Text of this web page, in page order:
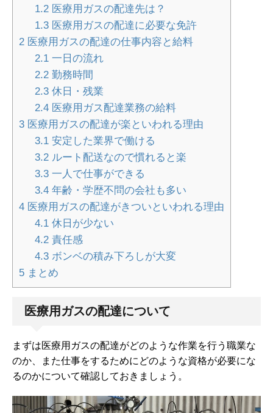
1.2医療用ガスの配達先は？
1.3医療用ガスの配達に必要な免許
2 医療用ガスの配達の仕事内容と給料
2.1一日の流れ
2.2勤務時間
2.3休日・残業
2.4医療用ガス配達業務の給料
3 医療用ガスの配達が楽といわれる理由
3.1安定した業界で働ける
3.2ルート配送なので慣れると楽
3.3一人で仕事ができる
3.4年齢・学歴不問の会社も多い
4 医療用ガスの配達がきついといわれる理由
4.1休日が少ない
4.2責任感
4.3ボンベの積み下ろしが大変
5 まとめ
医療用ガスの配達について
まずは医療用ガスの配達がどのような作業を行う職業な
のか、また仕事をするためにどのような資格が必要にな
るのかについて確認しておきましょう。